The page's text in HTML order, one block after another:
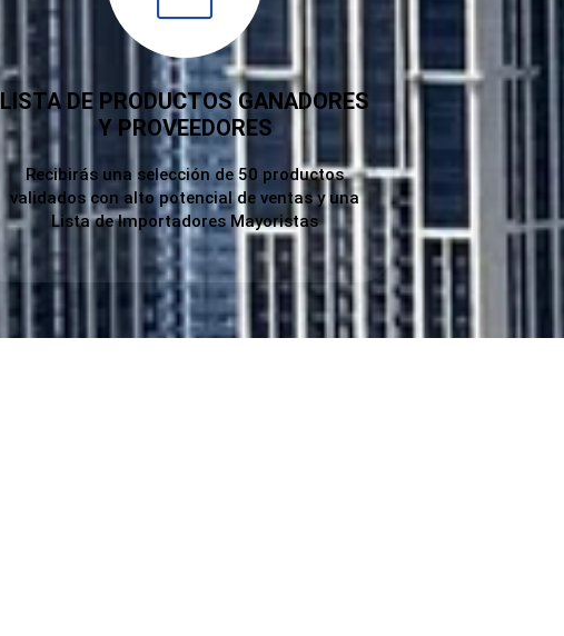
LISTA DE PRODUCTOS GANADORES
Y PROVEEDORES
Recibirás una selección de 50 productos
validados con alto potencial de ventas y una
Lista de Importadores Mayoristas